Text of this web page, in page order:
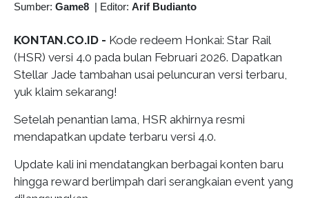
Sumber: Game8 | Editor: Arif Budianto
KONTAN.CO.ID - Kode redeem Honkai: Star Rail
(HSR) versi 4.0 pada bulan Februari 2026. Dapatkan
Stellar Jade tambahan usai peluncuran versi terbaru,
yuk klaim sekarang!
Setelah penantian lama, HSR akhirnya resmi
mendapatkan update terbaru versi 4.0.
Update kali ini mendatangkan berbagai konten baru
hingga reward berlimpah dari serangkaian event yang